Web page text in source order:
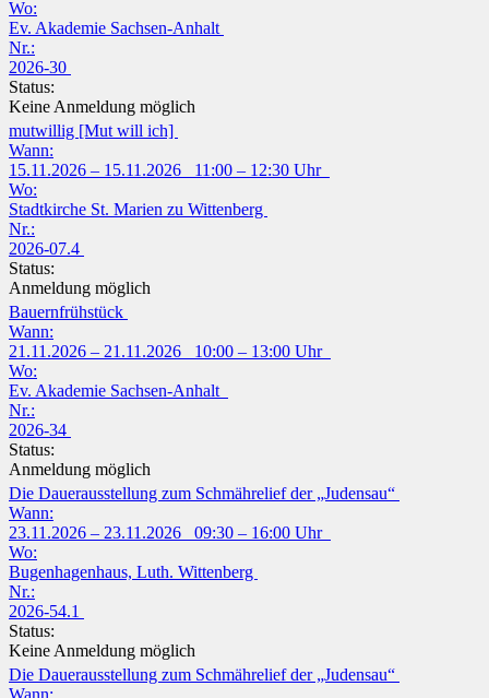
Wo:
Ev. Akademie Sachsen-Anhalt
Nr.:
2026-30
Status:
Keine Anmeldung möglich
mutwillig [Mut will ich]
Wann:
15.11.2026 – 15.11.2026 11:00 – 12:30 Uhr
Wo:
Stadtkirche St. Marien zu Wittenberg
Nr.:
2026-07.4
Status:
Anmeldung möglich
Bauernfrühstück
Wann:
21.11.2026 – 21.11.2026 10:00 – 13:00 Uhr
Wo:
Ev. Akademie Sachsen-Anhalt
Nr.:
2026-34
Status:
Anmeldung möglich
Die Dauerausstellung zum Schmährelief der „Judensau“
Wann:
23.11.2026 – 23.11.2026 09:30 – 16:00 Uhr
Wo:
Bugenhagenhaus, Luth. Wittenberg
Nr.:
2026-54.1
Status:
Keine Anmeldung möglich
Die Dauerausstellung zum Schmährelief der „Judensau“
Wann: